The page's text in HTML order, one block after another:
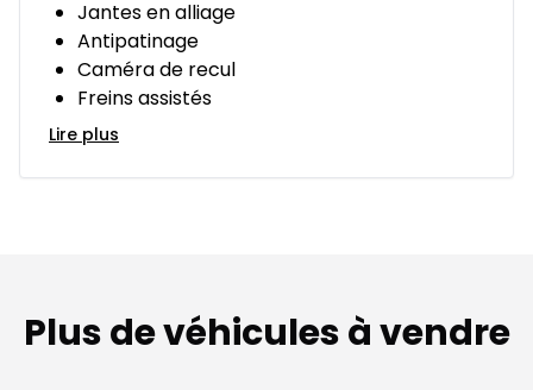
Jantes en alliage
Antipatinage
Caméra de recul
Freins assistés
Lire plus
Plus de véhicules à vendre